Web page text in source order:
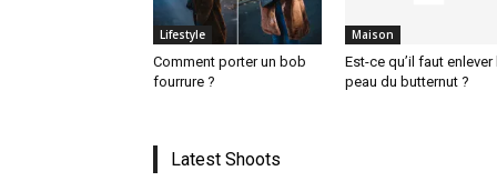
Lifestyle
Comment porter un bob
fourrure ?
Maison
Est-ce qu’il faut enlever
peau du butternut ?
Latest Shoots